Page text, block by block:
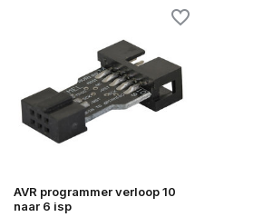
AVR programmer verloop 10
naar 6 isp